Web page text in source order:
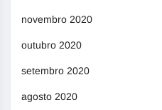
novembro 2020
outubro 2020
setembro 2020
agosto 2020